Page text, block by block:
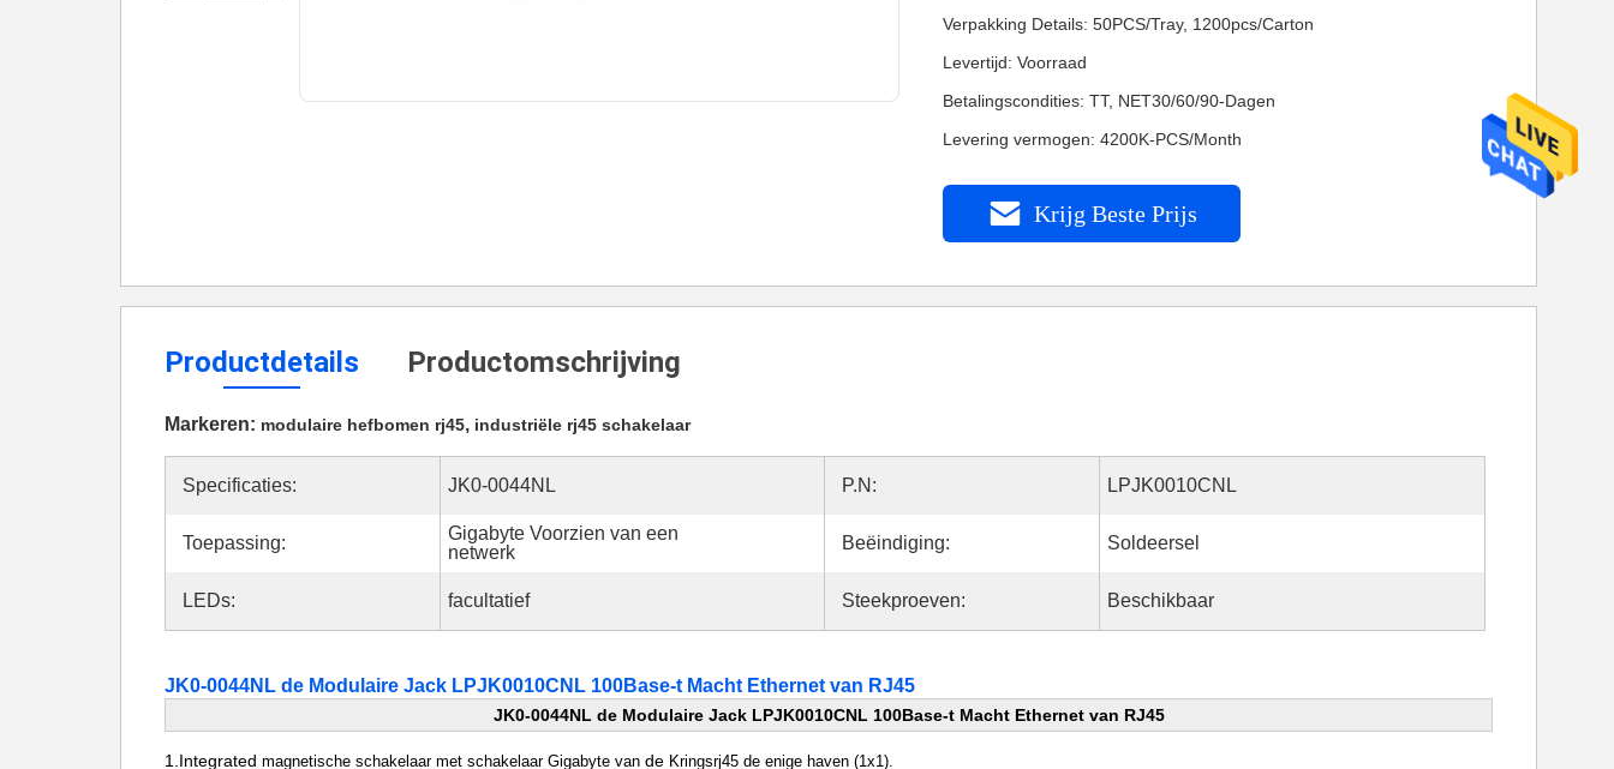
Verpakking Details: 50PCS/Tray, 1200pcs/Carton
Levertijd: Voorraad
Betalingscondities: TT, NET30/60/90-Dagen
Levering vermogen: 4200K-PCS/Month
Krijg Beste Prijs
Productdetails Productomschrijving
Markeren: modulaire hefbomen rj45, industriële rj45 schakelaar
Specificaties: JK0-0044NL P.N: LPJK0010CNL
Toepassing:
Gigabyte Voorzien van een
netwerk
Beëindiging: Soldeersel
LEDs: facultatief Steekproeven: Beschikbaar
JK0-0044NL de Modulaire Jack LPJK0010CNL 100Base-t Macht Ethernet van RJ45
JK0-0044NL de Modulaire Jack LPJK0010CNL 100Base-t Macht Ethernet van RJ45
1.Integrated magnetische schakelaar met schakelaar Gigabyte van de Kringsrj45 de enige haven (1x1).